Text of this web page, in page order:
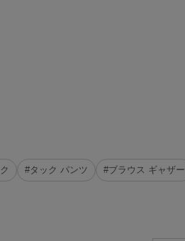
#タック パンツ #ブラウス ギャザー